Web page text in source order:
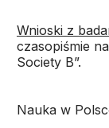
Wnioski z
czasopiśmie
Society B”.
Nauka w